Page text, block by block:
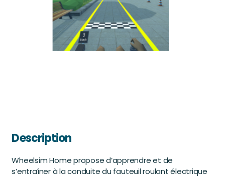
Description
Wheelsim Home propose d’apprendre et de
s’entraîner à la conduite du fauteuil roulant électrique